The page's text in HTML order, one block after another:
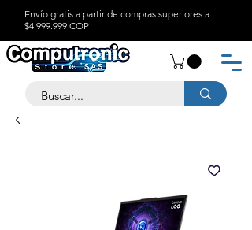
Envío gratis a partir de compras superiores a
$4'999.999 COP